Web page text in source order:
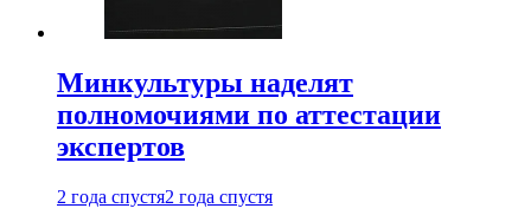
Минкультуры наделят
полномочиями по аттестации
экспертов
2 года спустя2 года спустя